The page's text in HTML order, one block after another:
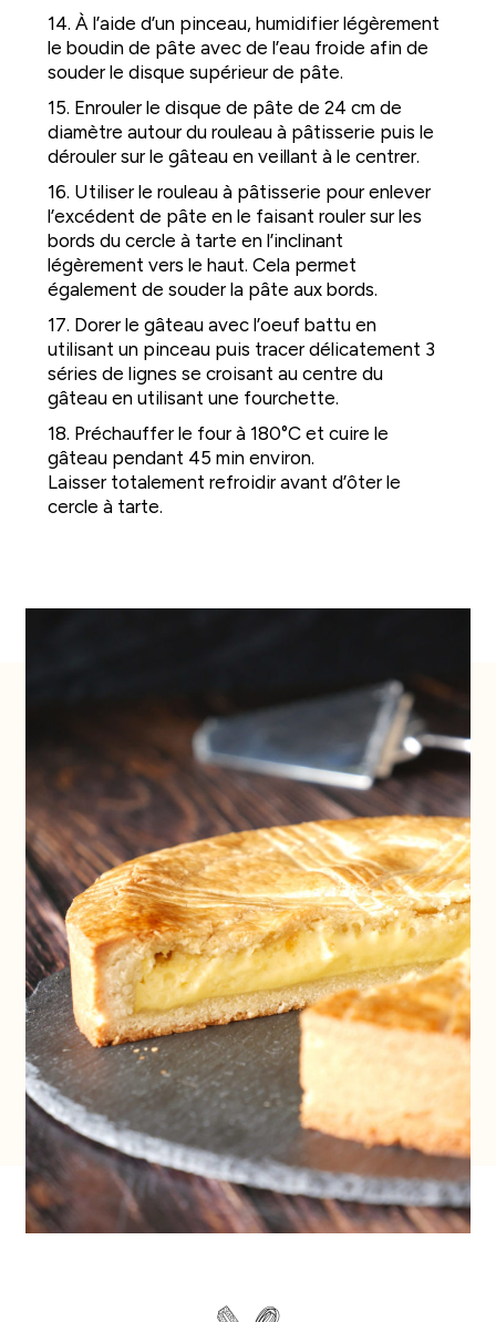
14. À l’aide d’un pinceau, humidifier légèrement
le boudin de pâte avec de l’eau froide afin de
souder le disque supérieur de pâte.
15. Enrouler le disque de pâte de 24 cm de
diamètre autour du rouleau à pâtisserie puis le
dérouler sur le gâteau en veillant à le centrer.
16. Utiliser le rouleau à pâtisserie pour enlever
l’excédent de pâte en le faisant rouler sur les
bords du cercle à tarte en l’inclinant
légèrement vers le haut. Cela permet
également de souder la pâte aux bords.
17. Dorer le gâteau avec l’oeuf battu en
utilisant un pinceau puis tracer délicatement 3
séries de lignes se croisant au centre du
gâteau en utilisant une fourchette.
18. Préchauffer le four à 180°C et cuire le
gâteau pendant 45 min environ.
Laisser totalement refroidir avant d’ôter le
cercle à tarte.